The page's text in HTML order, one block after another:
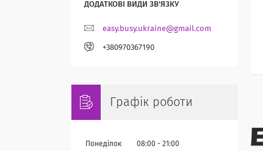
easy.busy.ukraine@gmail.com
+380970367190
Графік роботи
Понеділок 08:00 21:00